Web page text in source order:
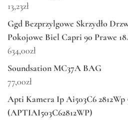
13,23zł
Ggd Bezprzylgowe Skrzydło
Pokojowe Biel Capri 90 Prawe
634,00zł
Soundsation MC37A BAG
77,00zł
Apti Kamera Ip Ai503C6 2812Wp
(APTIAI503C62812WP)